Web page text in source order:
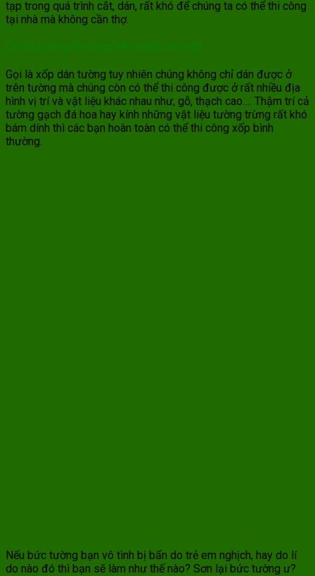
tạp trong quá trình cắt, dán, rất khó để chúng ta có thể thi công
tại nhà mà không cần thợ.
Có khả năng thi công trên nhiều bề mặt
Gọi là xốp dán tường tuy nhiên chúng không chỉ dán được ở
trên tường mà chúng còn có thể thi công được ở rất nhiều địa
hình vị trí và vật liệu khác nhau như, gỗ, thạch cao…. Thậm trí cả
tường gạch đá hoa hay kính những vật liệu tường trừng rất khó
bám dính thì các bạn hoàn toàn có thể thi công xốp bình
thường.
Nếu bức tường bạn vô tình bị bẩn do trẻ em nghịch, hay do lí
do nào đó thì bạn sẽ làm như thế nào? Sơn lại bức tường ư?